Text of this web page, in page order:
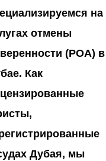
на
отмены
(POA) в
Как
Дубая, мы